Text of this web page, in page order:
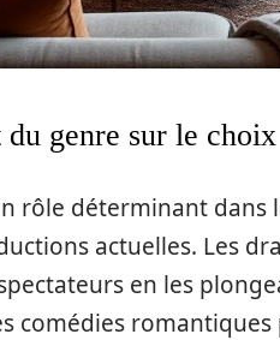
genre sur le
rôle déterminant dans
actuelles. Les
en les
comédies